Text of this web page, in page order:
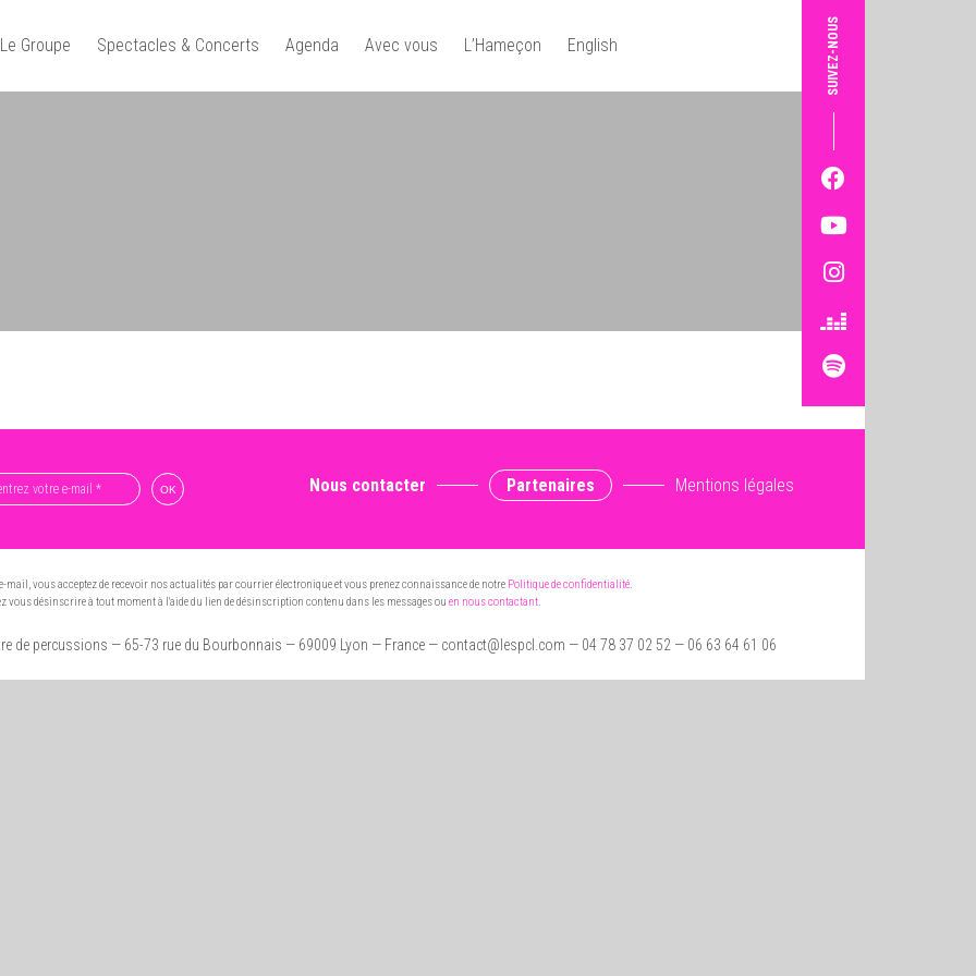
Le Groupe Spectacles & Concerts Agenda Avec vous L’Hameçon English SUIVEZ-NOUS
Nous contacter Partenaires Mentions légales
mail, vous acceptez de recevoir nos actualités par courrier électronique et vous prenez connaissance de notre Politique de confidentialité.
vous désinscrire à tout moment à l'aide du lien de désinscription contenu dans les messages ou en nous contactant.
de percussions — 65-73 rue du Bourbonnais — 69009 Lyon — France — contact@lespcl.com — 04 78 37 02 52 — 06 63 64 61 06